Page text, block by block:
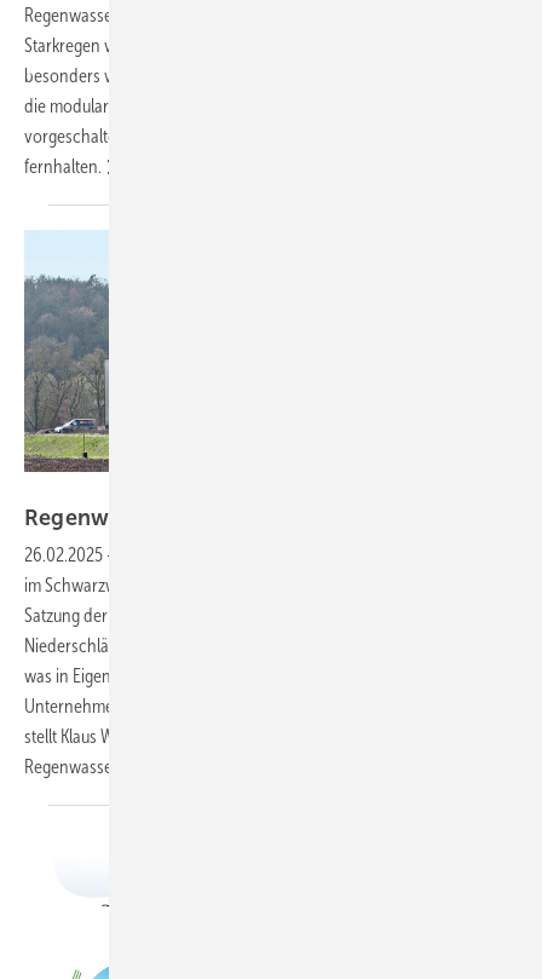
Regenwasserrückhalteanlagen das großflächige Gelände bei
Starkregen vor Überschwemmungen und entlasten das Kanalnetz. Als
besonders vorteilhaft erwiesen sich das große Speichervolumen und
die modulare Bauweise der eingesetzten Rigolen­füllkörper, während
vorgeschaltete Sedimentationsanlagen wirksam Schadstoffe
fernhalten.
Regenwasser im Betrieb sicher
26.02.2025 -
im Schwarzwald ist dezentrale Regenwasserbewirtschaftung laut
Satzung der Kommune für die von den Dachflächen stammenden
Niederschläge gefordert. Wie das geht, welche Vorgaben es gab und
was in Eigeninitiative entschieden wurde, zeigt das Beispiel eines
Unternehmens, das in dem Gewerbegebiet neu gebaut hat. Im Beitrag
stellt Klaus W. König Sicherheits­aspekte und technische Regeln der
Regenwassernutzung in den